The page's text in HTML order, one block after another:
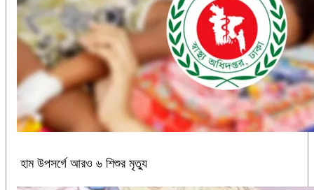
হাম উপসর্গে আরও ৬ শিশুর মৃত্যু